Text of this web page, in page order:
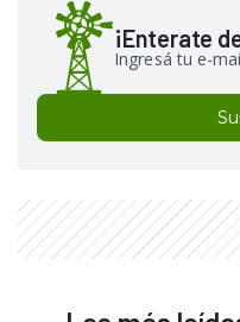
¡Enterate
Ingresá tu e-